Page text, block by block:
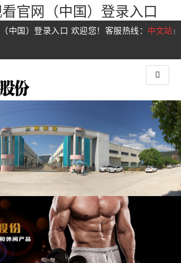
官网（中国）登录入口
中文站 |
中国）登录入口 欢迎您！客服热线：